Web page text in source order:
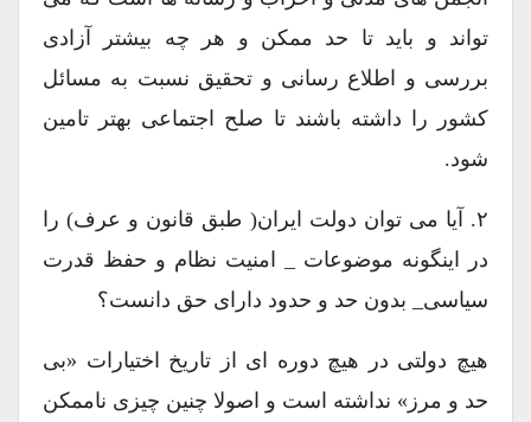
تواند و باید تا حد ممکن و هر چه بیشتر آزادی
بررسی و اطلاع رسانی و تحقیق نسبت به مسائل
کشور را داشته باشند تا صلح اجتماعی بهتر تامین
شود.
۲. آیا می توان دولت ایران( طبق قانون و عرف) را
در اینگونه موضوعات _ امنیت نظام و حفظ قدرت
سیاسی_ بدون حد و حدود دارای حق دانست؟
هیچ دولتی در هیچ دوره ای از تاریخ اختیارات «بی
حد و مرز» نداشته است و اصولا چنین چیزی ناممکن